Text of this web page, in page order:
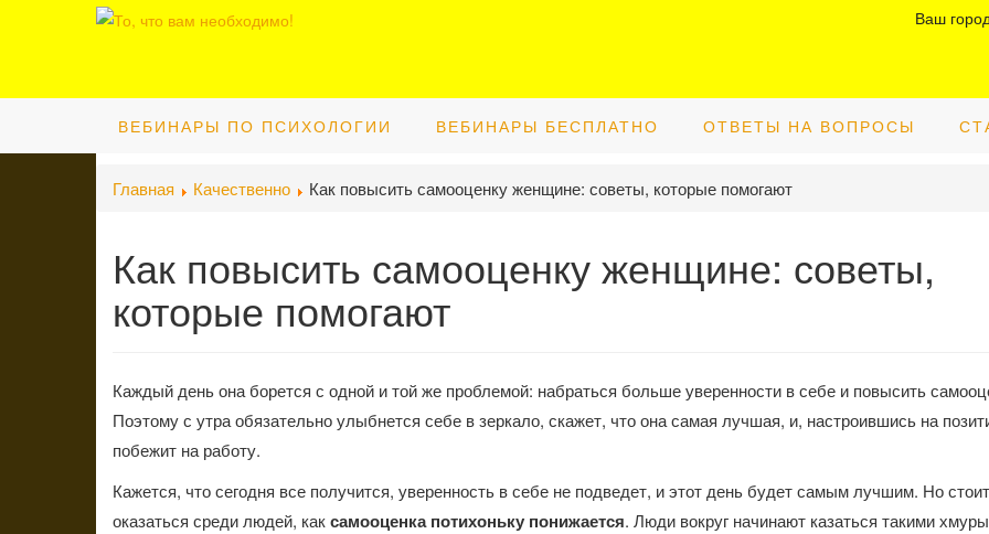
Ваш
ВЕБИНАРЫ ПО ПСИХОЛОГИИ ВЕБИНАРЫ БЕСПЛАТНО ОТВЕТЫ НА ВОПРОСЫ
Главная Качественно Как повысить самооценку женщине: советы, которые помогают
Как повысить самооценку женщине: советы,
которые помогают
Каждый день она борется с одной и той же проблемой: набраться больше уверенности в себе и повысить
Поэтому с утра обязательно улыбнется себе в зеркало, скажет, что она самая лучшая, и, настроившись на
побежит на работу.
Кажется, что сегодня все получится, уверенность в себе не подведет, и этот день будет самым лучшим. Но
оказаться среди людей, каксамооценка потихоньку понижается. Люди вокруг начинают казаться такими